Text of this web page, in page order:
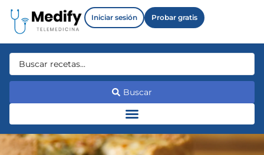
Iniciar sesión Probar gratis
Buscar